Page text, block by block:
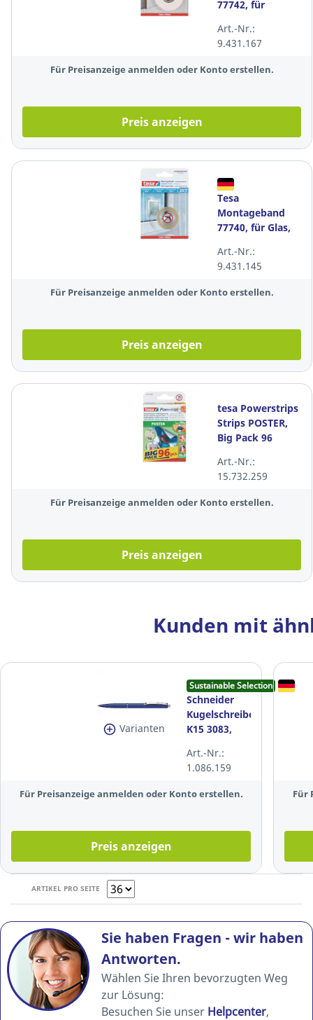
77742, für
19mmx1,5m,
10kg
Art.-Nr.:
9.431.167
Für Preisanzeige anmelden oder Konto erstellen.
Preis anzeigen
Tesa
Montageband
77740, für Glas,
20kg
Art.-Nr.:
9.431.145
Für Preisanzeige anmelden oder Konto erstellen.
Preis anzeigen
tesa Powerstrips
Strips POSTER,
Big Pack 96
Art.-Nr.:
15.732.259
Für Preisanzeige anmelden oder Konto erstellen.
Preis anzeigen
Kunden mit
Varianten
Sustainable Selection
Schneider
Kugelschreiber
K15 3083,
0,4mm, blau
Art.-Nr.:
1.086.159
Für Preisanzeige anmelden oder Konto erstellen.
Preis anzeigen
Für
ARTIKEL PRO SEITE
Sie haben Fragen - wir haben
Antworten.
Wählen Sie Ihren bevorzugten Weg
zur Lösung:
Besuchen Sie unser Helpcenter,